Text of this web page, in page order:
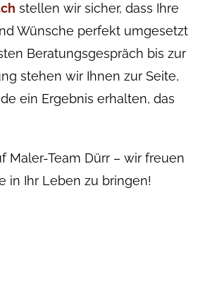
stellen wir sicher, dass Ihre
Wünsche perfekt umgesetzt
Beratungsgespräch bis zur
stehen wir Ihnen zur Seite,
ein Ergebnis erhalten, das
Maler-Team Dürr – wir freuen
in Ihr Leben zu bringen!